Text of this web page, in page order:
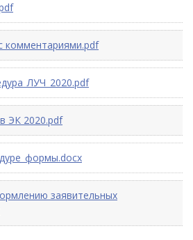
комментариями.pdf
ЭК 2020.pdf
заявительных